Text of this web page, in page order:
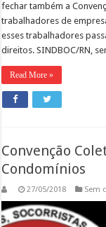
fechar também a
trabalhadores de
esses trabalhadores
direitos. SINDBOC/RN,
Read More »
Convenção
Condomínios
27/05/2018 Sem